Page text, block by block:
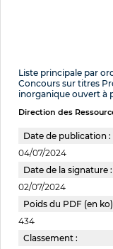
Liste principale par
Concours sur titres
inorganique ouvert à
Direction des
Date de publication :
04/07/2024
Date de la signature :
02/07/2024
Poids du PDF (en ko)
434
Classement :